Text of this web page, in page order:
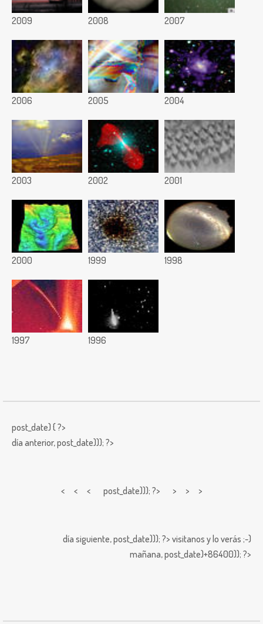
2009 2008 2007
2006 2005 2004
2003 2002 2001
2000 1999 1998
1997 1996
post_date) { ?>
día anterior,post_date))); ?>
< < < post_date))); ?> > > >
día siguiente,post_date))); ?> visitanos y lo verás ;-)
mañana,post_date)+86400)); ?>